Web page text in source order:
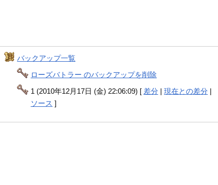
バックアップ一覧
ローズバトラー のバックアップを削除
1 (2010年12月17日 (金) 22:06:09) [ 差分 |現在との差分 |
ソース ]